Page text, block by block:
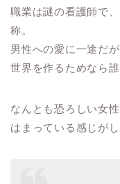
職業は謎の看護師で
称。
男性への愛に一途だ
世界を作るためなら
なんとも恐ろしい女
はまっている感じがし